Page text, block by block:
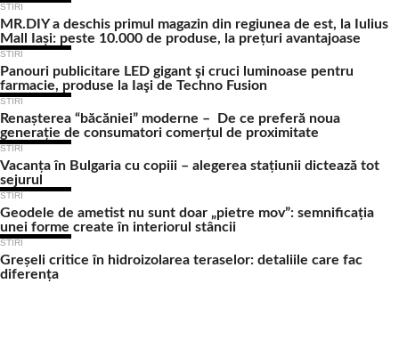
STIRI
MR.DIY a deschis primul magazin din regiunea de est, la Iulius
Mall Iași: peste 10.000 de produse, la prețuri avantajoase
STIRI
Panouri publicitare LED gigant şi cruci luminoase pentru
farmacie, produse la Iaşi de Techno Fusion
STIRI
Renașterea “băcăniei” moderne – De ce preferă noua
generație de consumatori comerțul de proximitate
STIRI
Vacanța în Bulgaria cu copiii – alegerea stațiunii dictează tot
sejurul
STIRI
Geodele de ametist nu sunt doar „pietre mov”: semnificația
unei forme create în interiorul stâncii
STIRI
Greșeli critice în hidroizolarea teraselor: detaliile care fac
diferența